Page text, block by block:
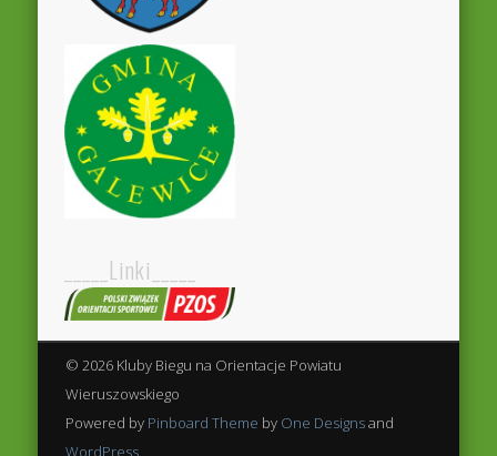
_____Linki_____
© 2026 Kluby Biegu na Orientacje Powiatu
Wieruszowskiego
Powered by Pinboard Theme by One Designsand
WordPress